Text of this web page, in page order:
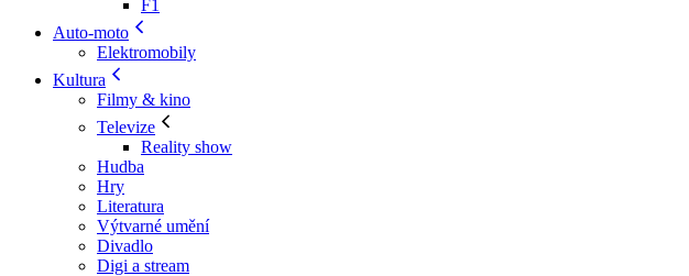
F1
Auto-moto
Elektromobily
Kultura
Filmy & kino
Televize
Reality show
Hudba
Hry
Literatura
Výtvarné umění
Divadlo
Digi a stream